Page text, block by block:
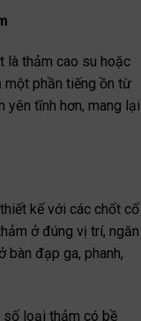
là thảm cao su hoặc
một phần tiếng ồn từ
yên tĩnh hơn, mang lại
kế với các chốt cố
ở đúng vị trí, ngăn
bàn đạp ga, phanh,
loại thảm có bề